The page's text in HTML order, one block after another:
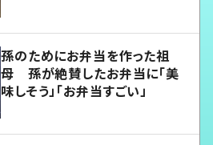
孫のためにお弁当を作った祖
母 孫が絶賛したお弁当に「美
味しそう」「お弁当すごい」